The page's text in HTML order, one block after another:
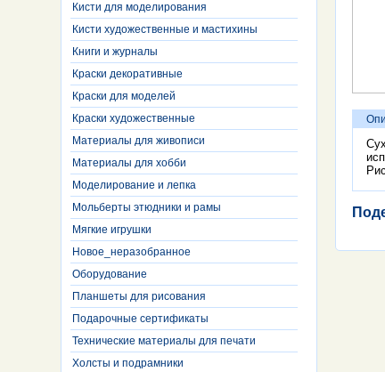
Кисти для моделирования
Кисти художественные и мастихины
Книги и журналы
Краски декоративные
Краски для моделей
Краски художественные
Материалы для живописи
Материалы для хобби
Моделирование и лепка
Мольберты этюдники и рамы
Мягкие игрушки
Новое_неразобранное
Оборудование
Планшеты для рисования
Подарочные сертификаты
Технические материалы для печати
Холсты и подрамники